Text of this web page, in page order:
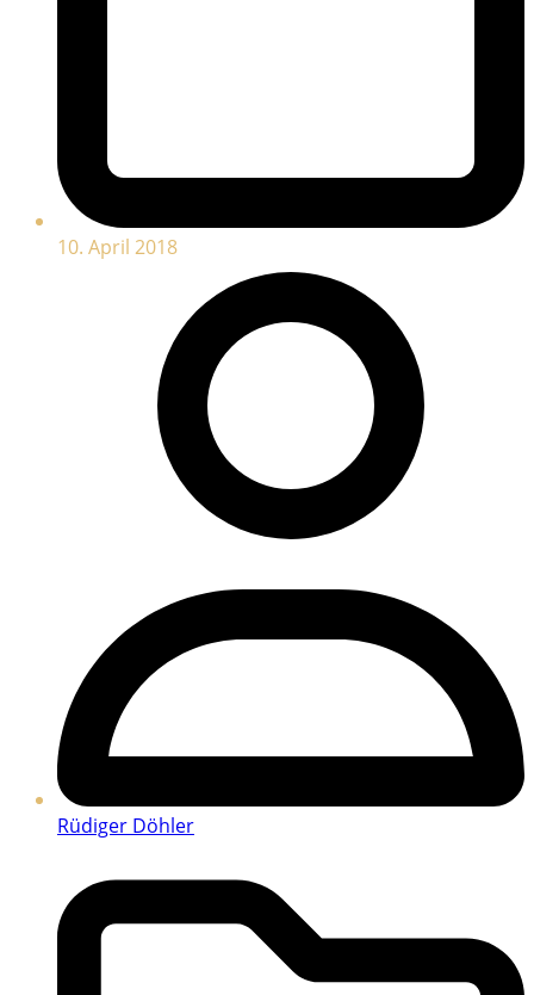
10. April 2018
Rüdiger Döhler